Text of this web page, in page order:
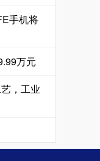
手机将
万元
，工业